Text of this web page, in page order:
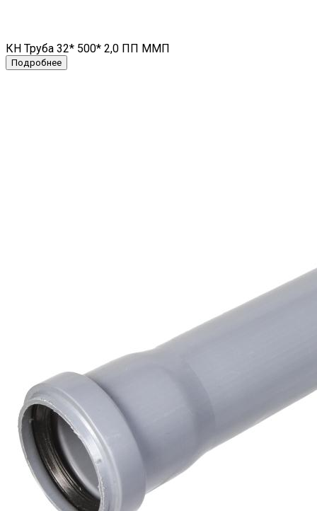
КН Труба 32* 500* 2,0 ПП ММП